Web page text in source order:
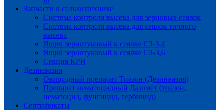
Запчасти к сельхозтехнике
Система контроля высева для зерновых сеялок
Система контроля высева для сеялок точного
высева
Ящик зернотуковый к сеялке СЗ-5,4
Ящик зернотуковый к сеялке СЗ-3,6
Секция КРН
Дезинвазия
Овицидный препарат Тиазон (Дезинвазия)
Препарат нематоцидный Дазомет (тиазон,
нематоцид, фунгицид, гербицид)
Сертификаты